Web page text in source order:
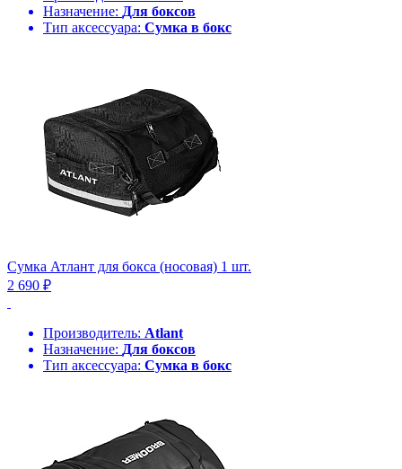
Назначение: Для боксов
Тип аксессуара: Сумка в бокс
Сумка Атлант для бокса (носовая) 1 шт.
2 690 ₽
Производитель: Atlant
Назначение: Для боксов
Тип аксессуара: Сумка в бокс